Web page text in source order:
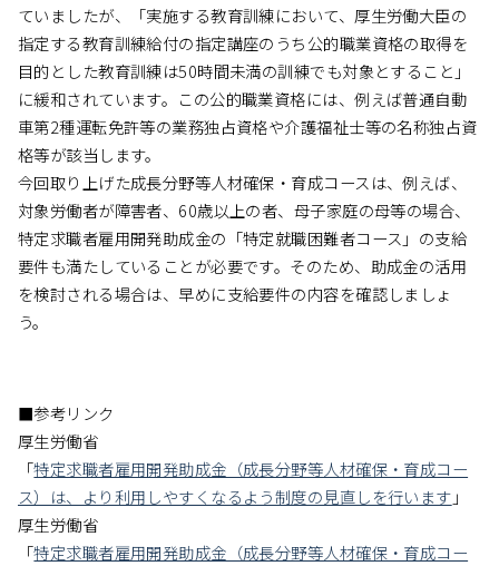
ていましたが、「実施する教育訓練において、厚生労働大臣の
指定する教育訓練給付の指定講座のうち公的職業資格の取得を
目的とした教育訓練は50時間未満の訓練でも対象とすること」
に緩和されています。この公的職業資格には、例えば普通自動
車第2種運転免許等の業務独占資格や介護福祉士等の名称独占資
格等が該当します。
今回取り上げた成長分野等人材確保・育成コースは、例えば、
対象労働者が障害者、60歳以上の者、母子家庭の母等の場合、
特定求職者雇用開発助成金の「特定就職困難者コース」の支給
要件も満たしていることが必要です。そのため、助成金の活用
を検討される場合は、早めに支給要件の内容を確認しましょ
う。
■参考リンク
厚生労働省
「特定求職者雇用開発助成金（成長分野等人材確保・育成コー
ス）は、より利用しやすくなるよう制度の見直しを行います 」
厚生労働省
「特定求職者雇用開発助成金（成長分野等人材確保・育成コー